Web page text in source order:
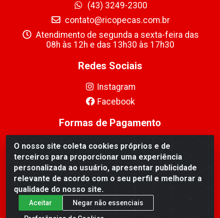
O nosso site coleta cookies próprios e de
terceiros para proporcionar uma experiência
personalizada ao usuário, apresentar publicidade
relevante de acordo com o seu perfil e melhorar a
qualidade do nosso site.
Aceitar
Negar não essenciais
(43) 3249-2300
contato@ricopecas.com.br
Atendimento de segunda a sexta-feira das
08h às 12h e das 13h30 às 17h30
Redes Sociais
Instagram
Facebook
Formas de Pagamento
Ricopeças Comércio de componentes Eletrônicos Ltda -
Rua Alicio Francisco Mafra, 968 - Jardim Taroba,
Cambé/PR - CEP 86.191-390 - CNPJ 06.241.208/0001-
89